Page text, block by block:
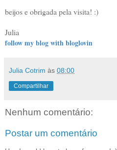
beijos e obrigada pela visita! :)
Julia
follow my blog with bloglovin
Julia Cotrim às 08:00
Compartilhar
Nenhum comentário:
Postar um comentário